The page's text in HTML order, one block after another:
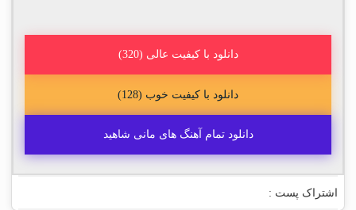
دانلود با کیفیت عالی (320)
دانلود با کیفیت خوب (128)
دانلود تمام آهنگ های مانی شاهید
اشتراک پست :